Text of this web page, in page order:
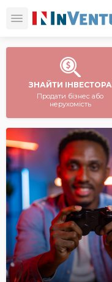
ЗНАЙТИ ІНВЕСТОРА
Продати бізнес або
нерухомість